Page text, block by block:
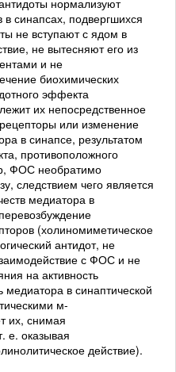
нормализуют
синапсах, подвергшихся
не вступают с ядом в
не вытесняют его из
и не
биохимических
эффекта
их непосредственное
или изменение
в синапсе, результатом
противоположного
ФОС необратимо
следствием чего является
медиатора в
(холиномиметическое
антидот, не
с ФОС и не
на активность
медиатора в синаптической
м-
их, снимая
е. оказывая
действие).